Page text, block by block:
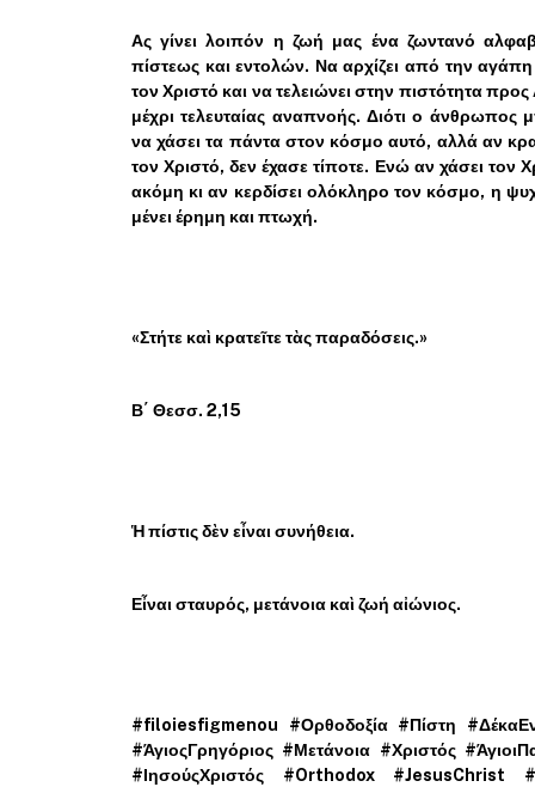
Ας γίνει λοιπόν η ζωή μας ένα ζωντανό
πίστεως και εντολών. Να αρχίζει από την
τον Χριστό και να τελειώνει στην πιστότητα προς
μέχρι τελευταίας αναπνοής. Διότι ο άνθρωπος
να χάσει τα πάντα στον κόσμο αυτό, αλλά αν
τον Χριστό, δεν έχασε τίποτε. Ενώ αν χάσει τον
ακόμη κι αν κερδίσει ολόκληρο τον κόσμο, η
μένει έρημη και πτωχή.
«Στήτε καὶ κρατεῖτε τὰς παραδόσεις.»
Β΄ Θεσσ. 2,15
Ἡ πίστις δὲν εἶναι συνήθεια.
Εἶναι σταυρός, μετάνοια καὶ ζωή αἰώνιος.
#filoiesfigmenou #Ορθοδοξία #Πίστη
#ΆγιοςΓρηγόριος #Μετάνοια #Χριστός
#ΙησούςΧριστός #Orthodox #JesusChrist